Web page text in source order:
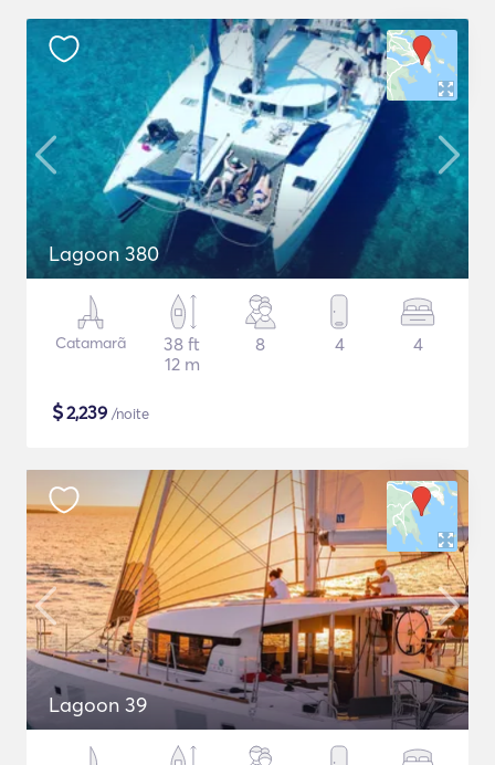
Lagoon 380
Catamarã
38 ft
12 m
8 4 4
$2,239 /noite
Lagoon 39